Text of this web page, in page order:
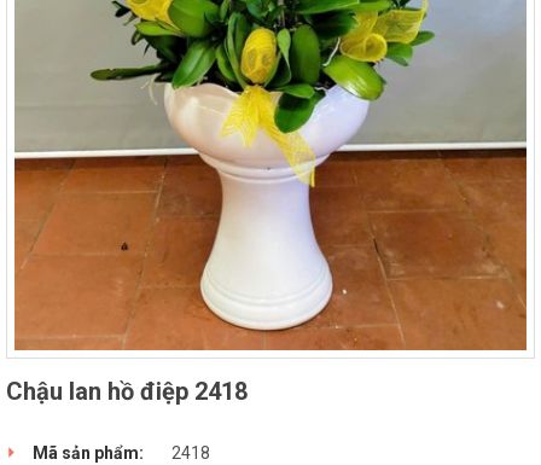
Chậu lan hồ điệp 2418
Mã sản phẩm: 2418